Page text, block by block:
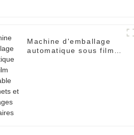
Machine d'emballage
automatique sous film